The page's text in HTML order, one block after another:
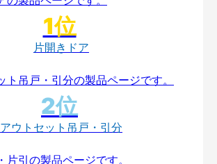
片開きドア
アウトセット吊戸・引分